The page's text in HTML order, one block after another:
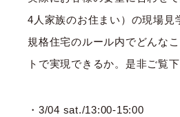
4人家族のお住まい）の現場見
規格住宅のルール内でどんな
トで実現できるか。是非ご覧下
・3/04 sat./13:00-15:00